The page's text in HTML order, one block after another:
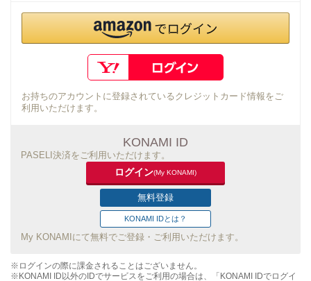
お持ちのアカウントに登録されているクレジットカード情報をご
利用いただけます。
KONAMI ID
PASELI決済をご利用いただけます。
ログイン(My KONAMI)
無料登録
KONAMI IDとは？
My KONAMIにて無料でご登録・ご利用いただけます。
※ログインの際に課金されることはございません。
※KONAMI ID以外のIDでサービスをご利用の場合は、「KONAMI IDでログイ